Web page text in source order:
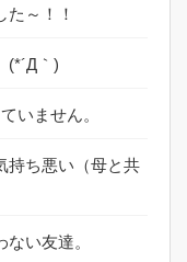
～！！
(*´Д｀)
いません。
持ち悪い（母と共
い友達。